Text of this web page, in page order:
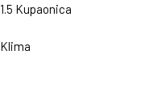
1.5 Kupaonica
Klima